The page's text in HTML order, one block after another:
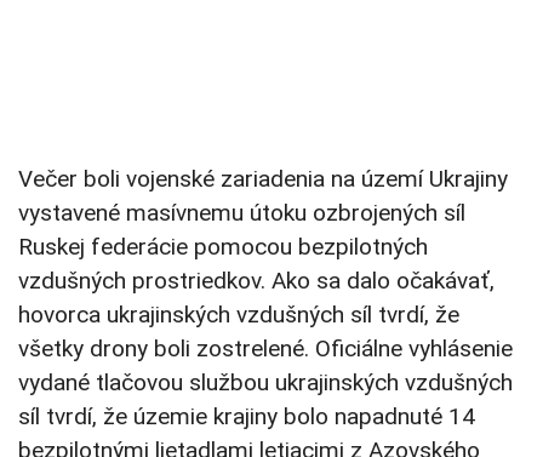
Večer boli vojenské zariadenia na území Ukrajiny
vystavené masívnemu útoku ozbrojených síl
Ruskej federácie pomocou bezpilotných
vzdušných prostriedkov. Ako sa dalo očakávať,
hovorca ukrajinských vzdušných síl tvrdí, že
všetky drony boli zostrelené. Oficiálne vyhlásenie
vydané tlačovou službou ukrajinských vzdušných
síl tvrdí, že územie krajiny bolo napadnuté 14
bezpilotnými lietadlami letiacimi z Azovského